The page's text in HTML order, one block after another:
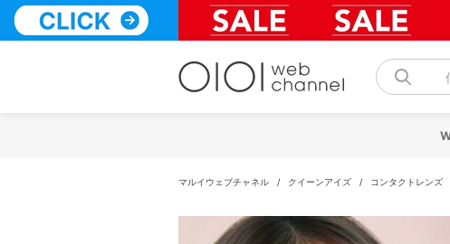
テ
マルイウェブチャネル / クイーンアイズ / コンタクトレンズ